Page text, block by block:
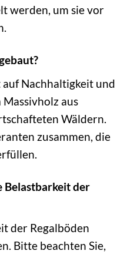
werden, um sie vor
Nachhaltigkeit und
aus
Wäldern.
zusammen, die
Belastbarkeit der
der Regalböden
Bitte beachten Sie,